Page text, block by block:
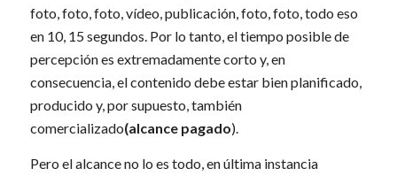
foto, foto, foto, vídeo, publicación, foto, foto, todo eso
en 10, 15 segundos. Por lo tanto, el tiempo posible de
percepción es extremadamente corto y, en
consecuencia, el contenido debe estar bien planificado,
producido y, por supuesto, también
comercializado(alcance pagado).
Pero el alcance no lo es todo, en última instancia